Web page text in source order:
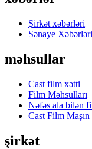
Şirkət xəbərləri
Sənaye Xəbərləri
məhsullar
Cast film xətti
Film Məhsulları
Nəfəs ala bilən
Cast Film Maşın
şirkət